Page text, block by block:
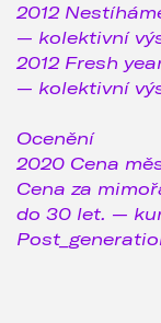
2012
— kolektivní
2012 Fresh
— kolektivní
Ocenění
2020 Cena
Cena za
do 30 let. —